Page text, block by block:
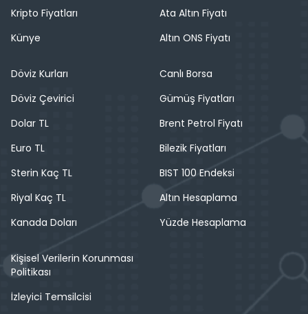
Kripto Fiyatları
Künye
Ata Altın Fiyatı
Altın ONS Fiyatı
Döviz Kurları
Döviz Çevirici
Dolar TL
Euro TL
Sterin Kaç TL
Riyal Kaç TL
Kanada Doları
Canlı Borsa
Gümüş Fiyatları
Brent Petrol Fiyatı
Bilezik Fiyatları
BIST 100 Endeksi
Altın Hesaplama
Yüzde Hesaplama
Kişisel Verilerin Korunması
Politikası
İzleyici Temsilcisi